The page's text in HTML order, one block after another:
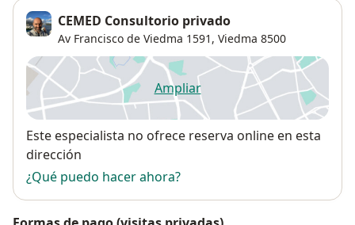
CEMED Consultorio privado
Av Francisco de Viedma 1591, Viedma 8500
Ampliarse abre en una nueva
Disponibilidad
Este especialista no ofrece reserva online en esta
dirección
¿Qué puedo hacer ahora?